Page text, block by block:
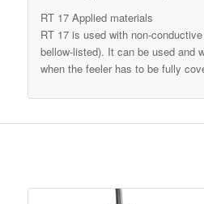
RT 17 Applied materials
RT 17 is used with non-
bellow-listed). It can be used and
when the feeler has to be fully